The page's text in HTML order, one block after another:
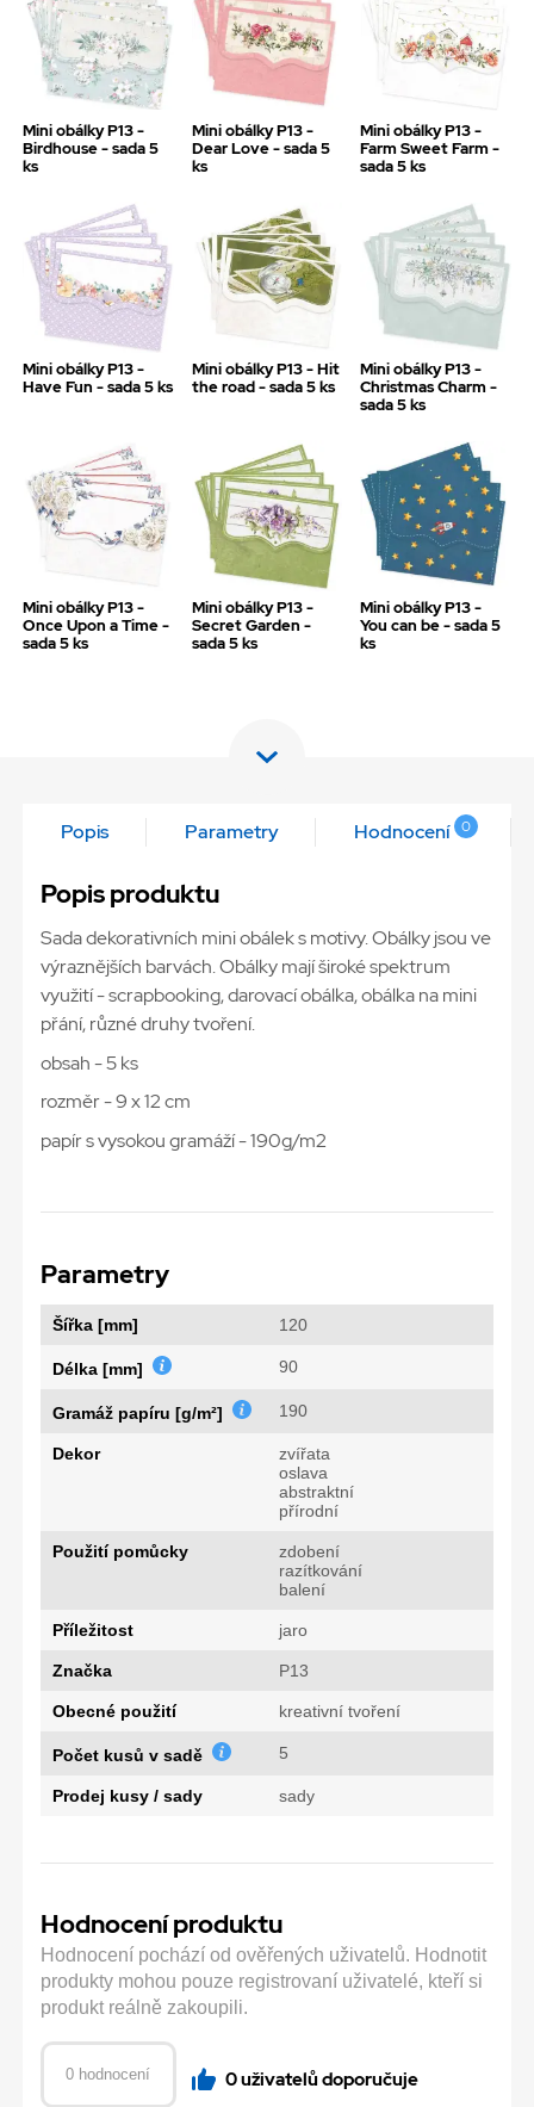
Mini obálky P13 -
Birdhouse - sada 5
ks
Mini obálky P13 -
Dear Love - sada 5
ks
Mini obálky P13 -
Farm Sweet Farm -
sada 5 ks
Mini obálky P13 -
Have Fun - sada 5 ks
Mini obálky P13 - Hit
the road - sada 5 ks
Mini obálky P13 -
Christmas Charm -
sada 5 ks
Mini obálky P13 -
Once Upon a Time -
sada 5 ks
Mini obálky P13 -
Secret Garden -
sada 5 ks
Mini obálky P13 -
You can be - sada 5
ks
Popis Parametry Hodnocení 0
Popis produktu
Sada dekorativních mini obálek s motivy. Obálky jsou ve
výraznějších barvách. Obálky mají široké spektrum
využití - scrapbooking, darovací obálka, obálka na mini
přání, různé druhy tvoření.
obsah - 5 ks
rozměr - 9 x 12 cm
papír s vysokou gramáží - 190g/m2
Parametry
Šířka [mm] 120
Délka [mm] 90
Gramáž papíru [g/m²] 190
Dekor
zvířata
oslava
abstraktní
přírodní
Použití pomůcky
zdobení
razítkování
balení
Příležitost jaro
Značka P13
Obecné použití kreativní tvoření
Počet kusů v sadě 5
Prodej kusy / sady sady
Hodnocení produktu
Hodnocení pochází od ověřených uživatelů. Hodnotit
produkty mohou pouze registrovaní uživatelé, kteří si
produkt reálně zakoupili.
0 hodnocení 0 uživatelů doporučuje